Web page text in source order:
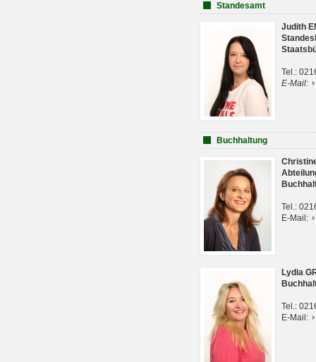
Standesamt
Judith
Tel.:
E-Mail:
Buchhaltung
Tel.:
E-Mail:
Lydia
Tel.:
E-Mail: